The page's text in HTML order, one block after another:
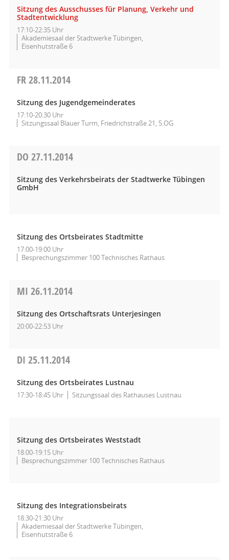
Sitzung des Ausschusses für Planung, Verkehr und
Stadtentwicklung
17:10-22:35 Uhr
Akademiesaal der Stadtwerke Tübingen,
Eisenhutstraße 6
FR28.11.2014
Sitzung des Jugendgemeinderates
17:10-20:30 Uhr
Sitzungssaal Blauer Turm, Friedrichstraße 21, 5.OG
DO 27.11.2014
Sitzung des Verkehrsbeirats der Stadtwerke Tübingen
GmbH
Sitzung des Ortsbeirates Stadtmitte
17:00-19:00 Uhr
Besprechungszimmer 100 Technisches Rathaus
MI 26.11.2014
Sitzung des Ortschaftsrats Unterjesingen
20:00-22:53 Uhr
DI 25.11.2014
Sitzung des Ortsbeirates Lustnau
17:30-18:45 Uhr Sitzungssaal des Rathauses Lustnau
Sitzung des Ortsbeirates Weststadt
18:00-19:15 Uhr
Besprechungszimmer 100 Technisches Rathaus
Sitzung des Integrationsbeirats
18:30-21:30 Uhr
Akademiesaal der Stadtwerke Tübingen,
Eisenhutstraße 6